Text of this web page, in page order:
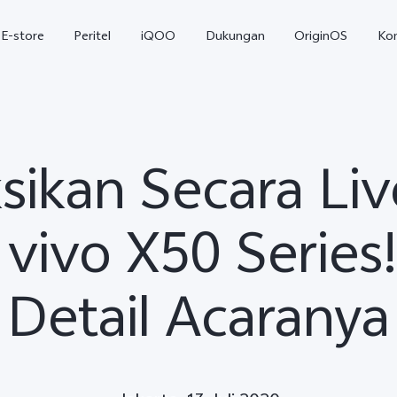
E-store Peritel iQOO Dukungan OriginOS
baru
Secara
X50
Detail Acaranya